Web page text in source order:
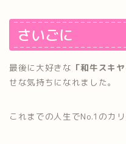
さいごに
最後に大好きな 「和牛スキ
せな気持ちになれました。
これまでの人生でNo.1のカ